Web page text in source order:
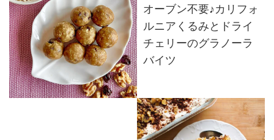
オーブン不要♪カリフォ
ルニアくるみとドライ
チェリーのグラノーラ
バイツ